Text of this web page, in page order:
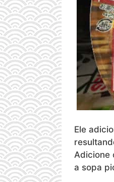
Ele
Adicione
a sopa